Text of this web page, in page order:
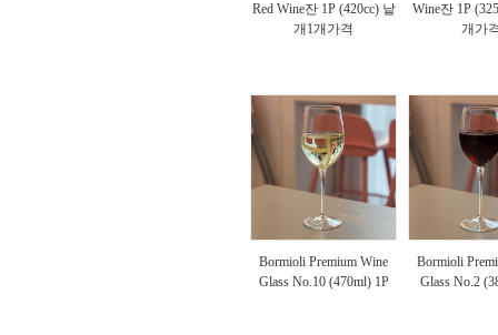
Red Wine잔 1P (420cc) 낱
개1개가격
Wine잔 1P
개가
Bormioli Premium Wine
Glass No.10 (470ml) 1P
Bormioli
Glass No.2